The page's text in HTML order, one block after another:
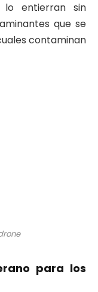
entierran sin
que se
contaminan
para los